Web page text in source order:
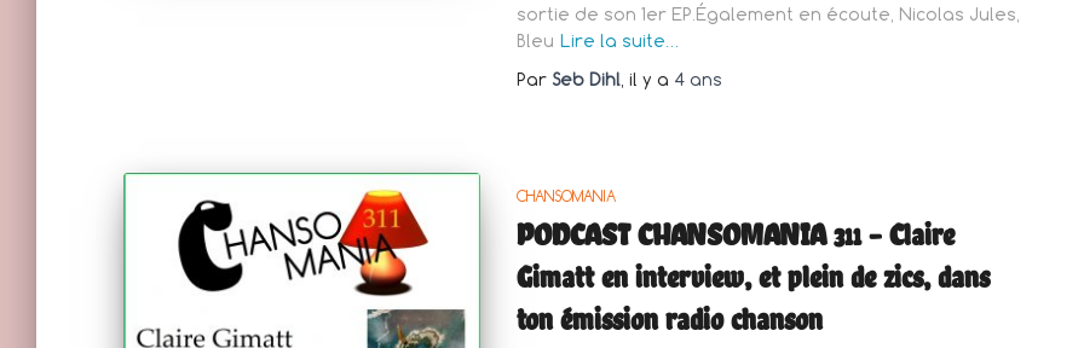
sortie de son 1er EP.Également en écoute, Nicolas Jules,
Bleu Lire la suite…
Par Seb Dihl , il y a 4 ans
CHANSOMANIA
PODCAST CHANSOMANIA 311 – Claire
Gimatt en interview, et plein de zics, dans
ton émission radio chanson